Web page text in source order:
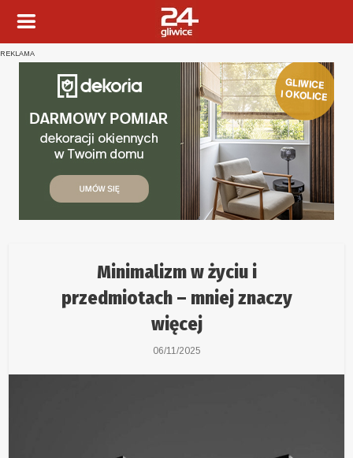
REKLAMA
Minimalizm w życiu i
przedmiotach – mniej znaczy
więcej
06/11/2025